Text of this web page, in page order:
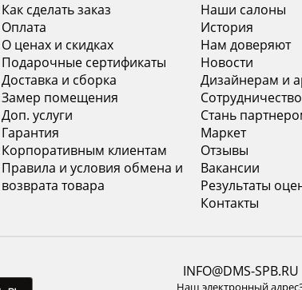
Как сделать заказ
Оплата
О ценах и скидках
Подарочные сертификаты
Доставка и сборка
Замер помещения
Доп. услуги
Гарантия
Корпоративным клиентам
Правила и условия обмена и
возврата товара
Наши салоны
История
Нам доверяют
Новости
Дизайнерам и
Сотрудничество
Стань
Маркет
Отзывы
Вакансии
Результаты
Контакты
INFO@DMS-SPB.RU
Наш электронный адрес